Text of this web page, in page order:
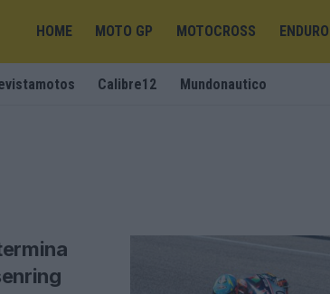
HOME MOTO GP MOTOCROSS ENDURO
Calibre12 Mundonautico